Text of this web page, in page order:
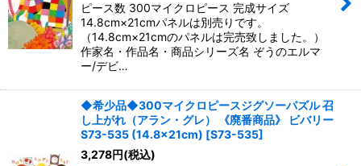
ピース数 300マイクロピース 完成サイズ
14.8cm×21cmパネルは別売りです。
（14.8cm×21cmのパネルは完売致しました。）
作家名・作品名・商品シリーズ名 ぞうのエルマ
ー/デビ…
◆希少品◆300マイクロピースジグソーパズル 召
し上がれ（アラン・グレ） 《廃番商品》 ビバリー
S73-535 (14.8×21cm) [S73-535]
3,278円(税込)